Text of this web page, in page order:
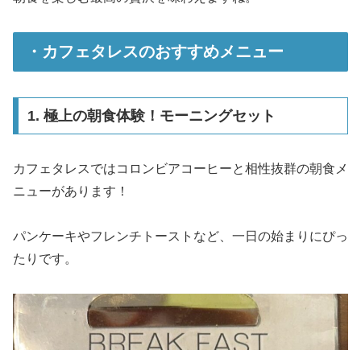
・カフェタレスのおすすめメニュー
1. 極上の朝食体験！モーニングセット
カフェタレスではコロンビアコーヒーと相性抜群の朝食メ
ニューがあります！
パンケーキやフレンチトーストなど、一日の始まりにぴっ
たりです。